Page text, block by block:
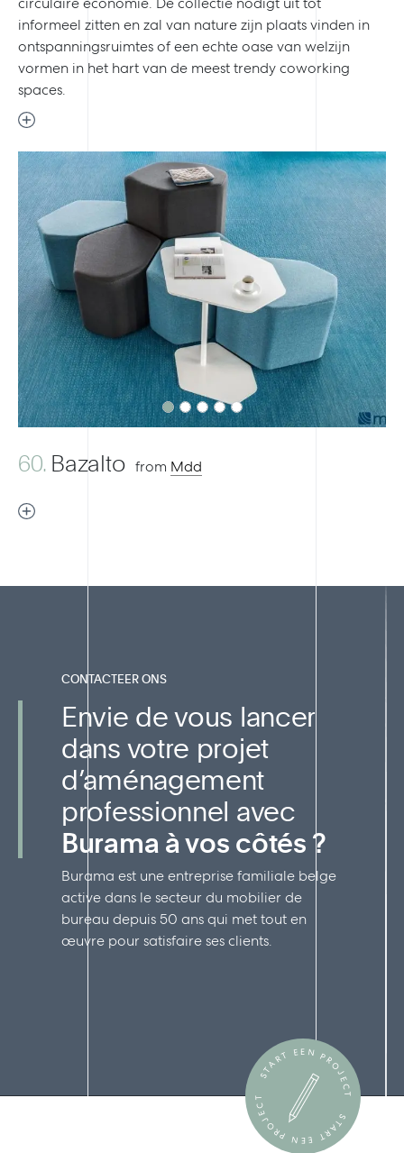
informeel zitten en zal van nature zijn plaats vinden in
ontspanningsruimtes of een echte oase van welzijn
vormen in het hart van de meest trendy coworking
spaces.
Previous Next
60. Bazalto from Mdd
CONTACTEER ONS
Envie de vous lancer
dans votre projet
d’aménagement
professionnel avec
Burama à vos côtés ?
Burama est une entreprise familiale belge
active dans le secteur du mobilier de
bureau depuis 50 ans qui met tout en
œuvre pour satisfaire ses clients.
START EEN PROJECT
START EEN PROJECT